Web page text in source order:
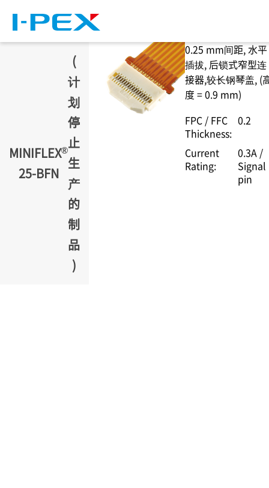
MINIFLEX®
25-BFN
(
计
划
停
止
生
产
的
制
品
)
0.25 mm间距, 水平
插拔, 后锁式窄型连
接器,较长钢琴盖, (
度 = 0.9 mm)
FPC / FFC
Thickness:
0.2
Current
Rating:
0.3A /
Signal
pin